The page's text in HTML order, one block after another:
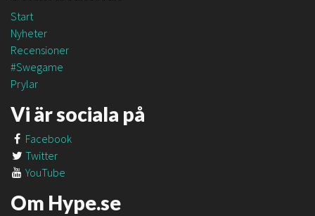
Start
Nyheter
Recensioner
#Swegame
Prylar
Vi är sociala på
Facebook
Twitter
YouTube
Om Hype.se